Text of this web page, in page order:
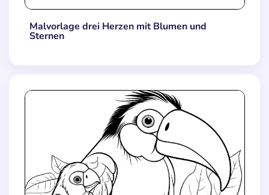
Malvorlage drei Herzen mit Blumen und
Sternen